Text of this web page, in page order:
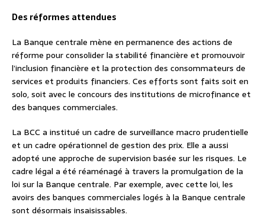
Des réformes attendues
La Banque centrale mène en permanence des actions de
réforme pour consolider la stabilité financière et promouvoir
l’inclusion financière et la protection des consommateurs de
services et produits financiers. Ces efforts sont faits soit en
solo, soit avec le concours des institutions de microfinance et
des banques commerciales.
La BCC a institué un cadre de surveillance macro prudentielle
et un cadre opérationnel de gestion des prix. Elle a aussi
adopté une approche de supervision basée sur les risques. Le
cadre légal a été réaménagé à travers la promulgation de la
loi sur la Banque centrale. Par exemple, avec cette loi, les
avoirs des banques commerciales logés à la Banque centrale
sont désormais insaisissables.